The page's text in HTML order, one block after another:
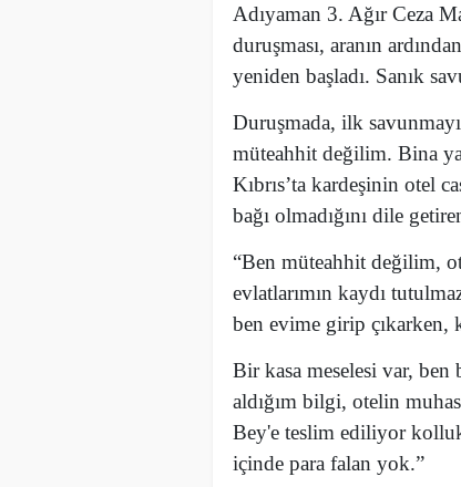
Adıyaman 3. Ağır Ceza
duruşması, aranın
yeniden başladı. Sanık
Duruşmada, ilk
müteahhit değilim. Bina
Kıbrıs’ta kardeşinin otel
bağı olmadığını dile
“Ben müteahhit değilim,
evlatlarımın kaydı
ben evime girip çıkarken,
Bir kasa meselesi var,
aldığım bilgi, otelin
Bey'e teslim ediliyor
içinde para falan yok.”